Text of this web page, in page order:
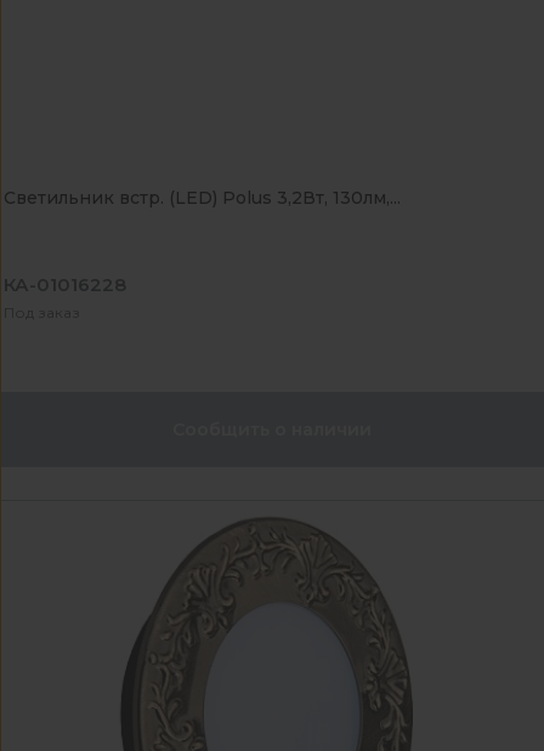
Светильник встр. (LED) Polus 3,2Вт, 130лм,...
КА-01016228
Под заказ